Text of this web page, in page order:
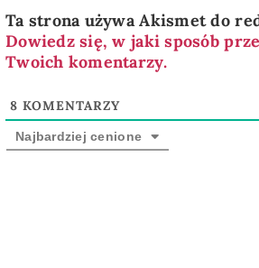
Ta strona używa Akismet do
Dowiedz się, w jaki sposób
Twoich komentarzy.
8 KOMENTARZY
Najbardziej cenione